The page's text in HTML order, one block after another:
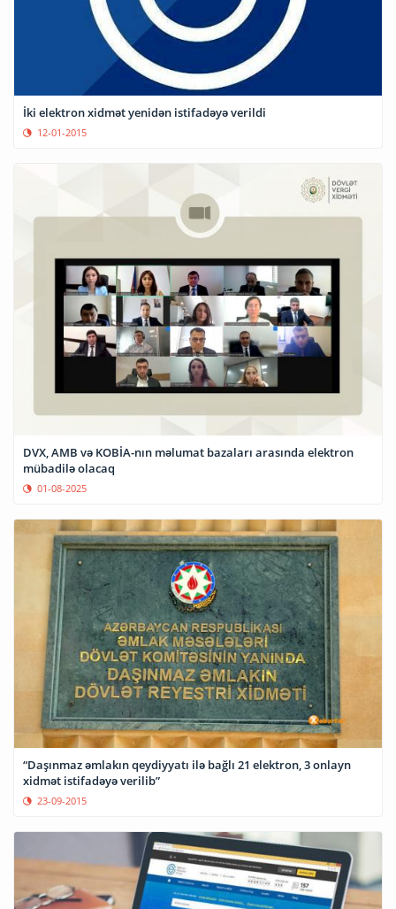
İki elektron xidmət yenidən istifadəyə verildi
12-01-2015
DVX, AMB və KOBİA-nın məlumat bazaları arasında elektron
mübadilə olacaq
01-08-2025
“Daşınmaz əmlakın qeydiyyatı ilə bağlı 21 elektron, 3 onlayn
xidmət istifadəyə verilib”
23-09-2015